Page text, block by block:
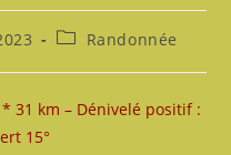
PostRandonnée
31 km – Dénivelé positif :
15°